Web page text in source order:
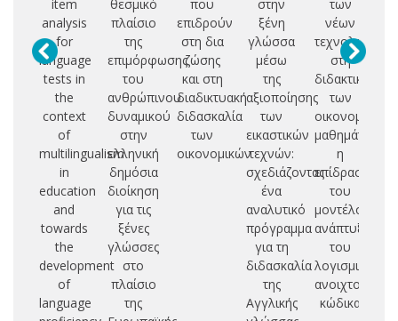
item
analysis
for
language
tests in
the
context
of
multilingualism
in
education
and
towards
the
development
of
language
θεσμικό
πλαίσιο
της
επιμόρφωσης
του
ανθρώπινου
δυναμικού
στην
ελληνική
δημόσια
διοίκηση
για τις
ξένες
γλώσσες
στο
πλαίσιο
της
που
επιδρούν
στη δια
ζώσης
και στη
διαδικτυακή
διδασκαλία
των
οικονομικών
στην
ξένη
γλώσσα
μέσω
της
αξιοποίησης
των
εικαστικών
τεχνών:
σχεδιάζοντας
ένα
αναλυτικό
πρόγραμμα
για τη
διδασκαλία
της
Αγγλικής
των
νέων
τεχνολογιών
στη
διδακτική
των
οικονομικών
μαθημάτων:
η
επίδραση
του
μοντέλου
ανάπτυξης
του
λογισμικού
ανοιχτού
κώδικα